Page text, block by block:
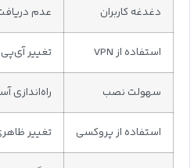
دغدغه کاربران عدم
استفاده از VPN تغییر
سهولت نصب راه‌اندازی
استفاده از پروکسی تغییر